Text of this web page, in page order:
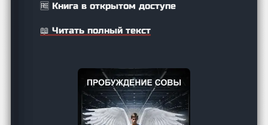
🆓 Книга в открытом доступе
📖 Читать полный текст